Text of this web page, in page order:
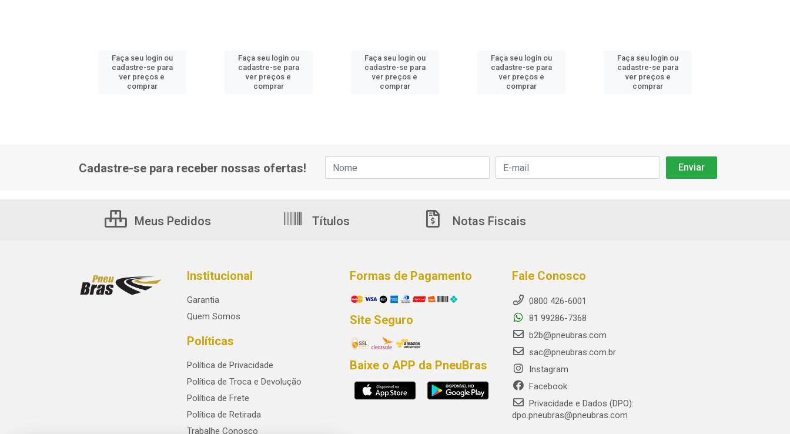
Faça seu login ou
cadastre-se para
ver preços e
comprar
Faça seu login ou
cadastre-se para
ver preços e
comprar
Faça seu login ou
cadastre-se para
ver preços e
comprar
Faça seu login ou
cadastre-se para
ver preços e
comprar
Faça seu login ou
cadastre-se para
ver preços e
comprar
Cadastre-se para receber nossas ofertas!
Meus Pedidos Títulos Notas Fiscais
Institucional
Garantia
Quem Somos
Políticas
Política de Privacidade
Política de Troca e Devolução
Política de Frete
Política de Retirada
Trabalhe Conosco
Formas de Pagamento
Site Seguro
Baixe o APP da PneuBras
Fale Conosco
0800 426-6001
81 99286-7368
b2b@pneubras.com
sac@pneubras.com.br
Instagram
Facebook
Privacidade e Dados (DPO):
dpo.pneubras@pneubras.com